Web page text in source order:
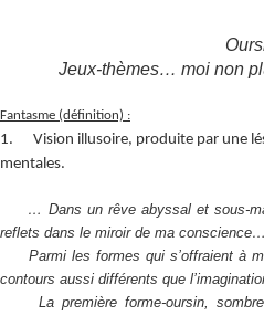
Jeux-thèmes… moi non
Fantasme (définition) :
1.
Vision illusoire, produite par une
mentales.
… Dans un rêve abyssal et sous-
reflets dans le miroir de ma conscience…
Parmi les formes qui s’offraient à
contours aussi différents que
La première forme-oursin, sombre,